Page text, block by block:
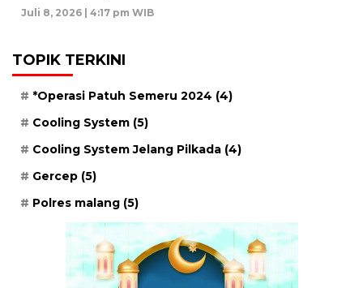
Juli 8, 2026 | 4:17 pm WIB
TOPIK TERKINI
*Operasi Patuh Semeru 2024 (4)
Cooling System (5)
Cooling System Jelang Pilkada (4)
Gercep (5)
Polres malang (5)